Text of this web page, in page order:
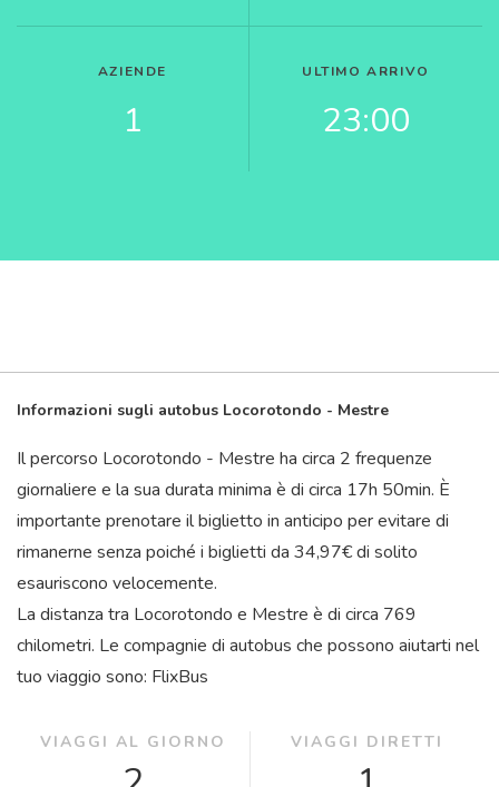
AZIENDE
1
ULTIMO ARRIVO
23:00
Informazioni sugli autobus Locorotondo - Mestre
Il percorso Locorotondo - Mestre ha circa 2 frequenze
giornaliere e la sua durata minima è di circa 17h 50min. È
importante prenotare il biglietto in anticipo per evitare di
rimanerne senza poiché i biglietti da 34,97€ di solito
esauriscono velocemente.
La distanza tra Locorotondo e Mestre è di circa 769
chilometri. Le compagnie di autobus che possono aiutarti nel
tuo viaggio sono: FlixBus
VIAGGI AL GIORNO VIAGGI DIRETTI